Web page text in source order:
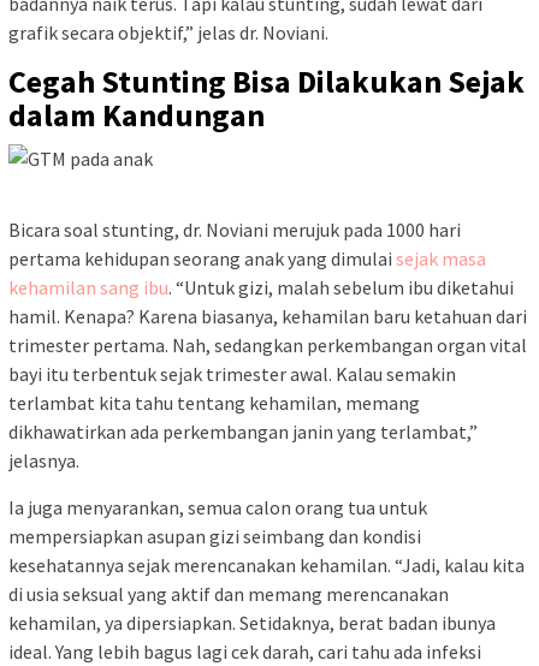
grafik secara objektif,” jelas dr. Noviani.
Cegah Stunting Bisa Dilakukan Sejak
dalam Kandungan
Bicara soal stunting, dr. Noviani merujuk pada 1000 hari
pertama kehidupan seorang anak yang dimulai sejak masa
kehamilan sang ibu. “Untuk gizi, malah sebelum ibu diketahui
hamil. Kenapa? Karena biasanya, kehamilan baru ketahuan dari
trimester pertama. Nah, sedangkan perkembangan organ vital
bayi itu terbentuk sejak trimester awal. Kalau semakin
terlambat kita tahu tentang kehamilan, memang
dikhawatirkan ada perkembangan janin yang terlambat,”
jelasnya.
Ia juga menyarankan, semua calon orang tua untuk
mempersiapkan asupan gizi seimbang dan kondisi
kesehatannya sejak merencanakan kehamilan. “Jadi, kalau kita
di usia seksual yang aktif dan memang merencanakan
kehamilan, ya dipersiapkan. Setidaknya, berat badan ibunya
ideal. Yang lebih bagus lagi cek darah, cari tahu ada infeksi